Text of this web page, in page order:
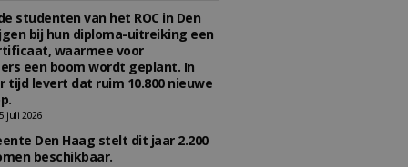
studenten van het ROC in Den
bij hun diploma-uitreiking een
waarmee voor
een boom wordt geplant. In
tijd levert dat ruim 10.800 nieuwe
juli 2026
Den Haag stelt dit jaar 2.200
beschikbaar.